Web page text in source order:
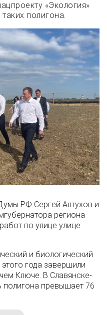
«Экология»
полигона.
РФ Сергей Алтухов и
региона
по улице улице
и биологический
года завершили
Ключе. В Славянске-
полигона превышает 76